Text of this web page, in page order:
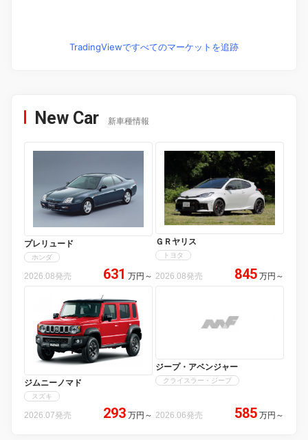
TradingViewですべてのマーケットを追跡
New Car 新車種情報
プレリュード
ホンダ
2026.08発売 631 万円 ～
ＧＲヤリス
トヨタ
2026.08発売 845 万円 ～
ジムニーノマド
スズキ
2026.07発売 293 万円 ～
ジープ・アベンジャー
クライスラー・ジープ
2026.06発売 585 万円 ～